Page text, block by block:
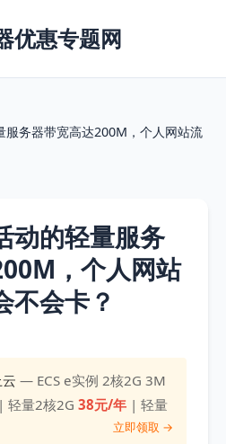
优惠专题网
服务器带宽高达200M，个人网站流
动的轻量服务
，个人网站
不会卡？
— ECS e实例 2核2G 3M
| 轻量2核2G38元/年 | 轻量
立即领取 →